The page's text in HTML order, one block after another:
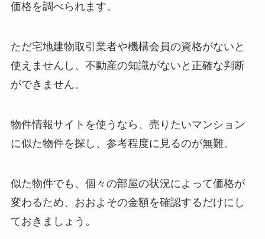
価格を調べられます。
ただ宅地建物取引業者や機構会員の資格がないと
使えませんし、不動産の知識がないと正確な判断
ができません。
物件情報サイトを使うなら、売りたいマンション
に似た物件を探し、参考程度に見るのが無難。
似た物件でも、個々の部屋の状況によって価格が
変わるため、おおよその金額を確認するだけにし
ておきましょう。